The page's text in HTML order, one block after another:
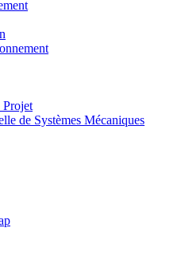
Projet
de Systèmes Mécaniques